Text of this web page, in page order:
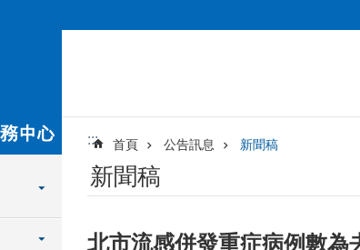
::: 首頁 公告訊息 新聞稿
新聞稿
北市流感併發重症病例數為